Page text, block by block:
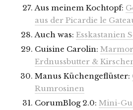
Aus meinem Kochtopf:
aus der Picardie le
Auch was: Esskastanien
Cuisine Carolin:
Erdnussbutter &
Manus Küchengeflüster:
Rumrosinen
CorumBlog 2.0: Mini-